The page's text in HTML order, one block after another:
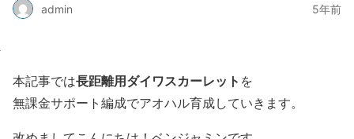
admin 5年前
本記事では長距離用ダイワスカーレット を
無課金サポート編成でアオハル育成していきます。